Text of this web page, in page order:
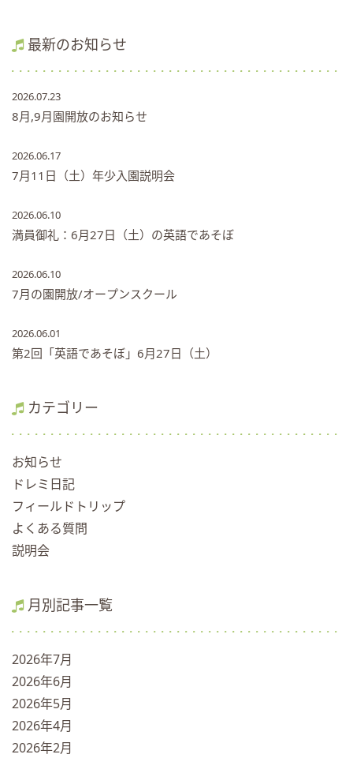
最新のお知らせ
2026.07.23
8月,9月園開放のお知らせ
2026.06.17
7月11日（土）年少入園説明会
2026.06.10
満員御礼：6月27日（土）の英語であそぼ
2026.06.10
7月の園開放/オープンスクール
2026.06.01
第2回「英語であそぼ」6月27日（土）
カテゴリー
お知らせ
ドレミ日記
フィールドトリップ
よくある質問
説明会
月別記事一覧
2026年7月
2026年6月
2026年5月
2026年4月
2026年2月